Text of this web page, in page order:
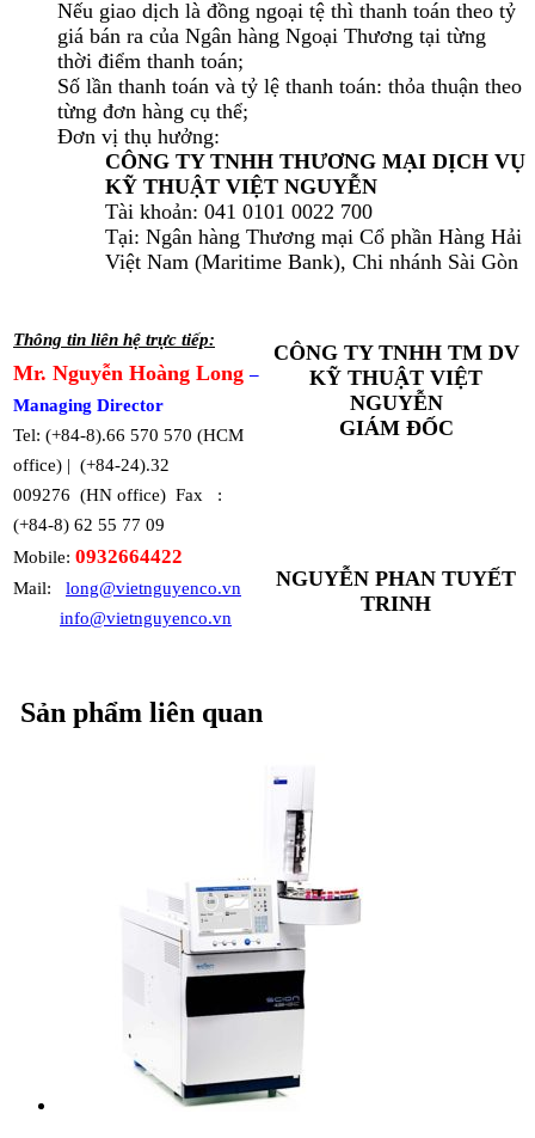
Nếu giao dịch là đồng ngoại tệ thì thanh toán theo tỷ
giá bán ra của Ngân hàng Ngoại Thương tại từng
thời điểm thanh toán;
Số lần thanh toán và tỷ lệ thanh toán: thỏa thuận theo
từng đơn hàng cụ thể;
Đơn vị thụ hưởng:
CÔNG TY TNHH THƯƠNG MẠI DỊCH VỤ
KỸ THUẬT VIỆT NGUYỄN
Tài khoản: 041 0101 0022 700
Tại: Ngân hàng Thương mại Cổ phần Hàng Hải
Việt Nam (Maritime Bank), Chi nhánh Sài Gòn
Thông tin liên hệ trực tiếp:
Mr. Nguyễn Hoàng Long–
Managing Director
Tel: (+84-8).66 570 570 (HCM
office) | (+84-24).32
009276 (HN office) Fax :
(+84-8) 62 55 77 09
Mobile: 0932664422
Mail: long@vietnguyenco.vn
info@vietnguyenco.vn
CÔNG TY TNHH TM DV
KỸ THUẬT VIỆT
NGUYỄN
GIÁM ĐỐC
NGUYỄN PHAN TUYẾT
TRINH
Sản phẩm liên quan